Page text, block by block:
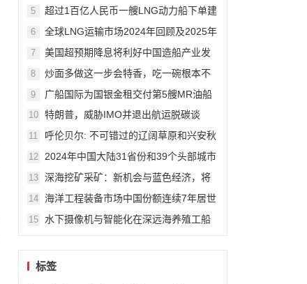
5
超过1百亿人民币一艘LNG动力船下单建
6
全球LNG运输市场2024年回顾及2025年
7
美国超预期降息将利好中国造船产业发
8
炒面多做这一步会特香，吃一碗根本不
9 广船国际为国银金租交付第5艘MR油船
10
特朗普，威胁IMO并退出航运脱碳谈
11
呼伦贝尔: 不可错过的辽阔草原和兴安秋
12
2024年中国大陆31省份和39个头部城市
13
深海挖矿采矿：新机会与蓝色经济，将
海船舶海工展会演讲
14
海洋工程装备市场中国份额连续7年居世
15
水下摄像机与智能化在深远海养殖工船
标签